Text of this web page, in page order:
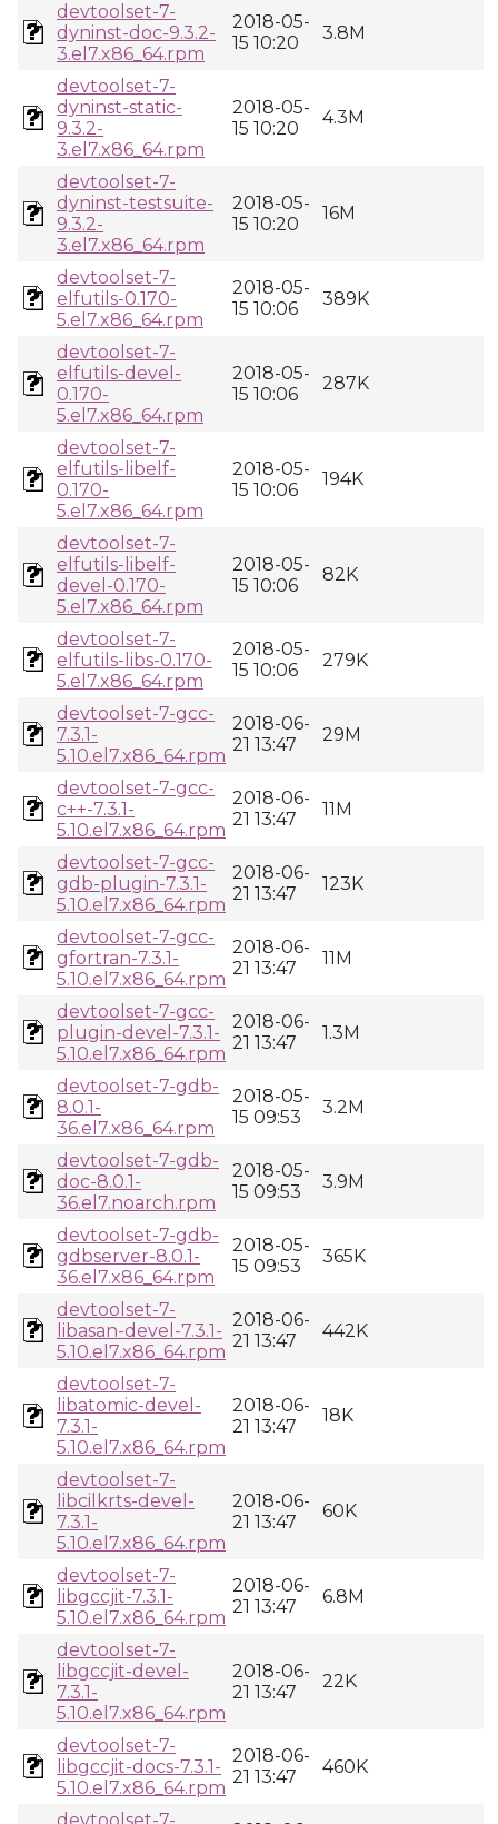
devtoolset-7-
dyninst-doc-9.3.2-
3.el7.x86_64.rpm
2018-05-
15 10:20
3.8M
devtoolset-7-
dyninst-static-
9.3.2-
3.el7.x86_64.rpm
2018-05-
15 10:20
4.3M
devtoolset-7-
dyninst-testsuite-
9.3.2-
3.el7.x86_64.rpm
2018-05-
15 10:20
16M
devtoolset-7-
elfutils-0.170-
5.el7.x86_64.rpm
2018-05-
15 10:06
389K
devtoolset-7-
elfutils-devel-
0.170-
5.el7.x86_64.rpm
2018-05-
15 10:06
287K
devtoolset-7-
elfutils-libelf-
0.170-
5.el7.x86_64.rpm
2018-05-
15 10:06
194K
devtoolset-7-
elfutils-libelf-
devel-0.170-
5.el7.x86_64.rpm
2018-05-
15 10:06
82K
devtoolset-7-
elfutils-libs-0.170-
5.el7.x86_64.rpm
2018-05-
15 10:06
279K
devtoolset-7-gcc-
7.3.1-
5.10.el7.x86_64.rpm
2018-06-
21 13:47
29M
devtoolset-7-gcc-
c++-7.3.1-
5.10.el7.x86_64.rpm
2018-06-
21 13:47
11M
devtoolset-7-gcc-
gdb-plugin-7.3.1-
5.10.el7.x86_64.rpm
2018-06-
21 13:47
123K
devtoolset-7-gcc-
gfortran-7.3.1-
5.10.el7.x86_64.rpm
2018-06-
21 13:47
11M
devtoolset-7-gcc-
plugin-devel-7.3.1-
5.10.el7.x86_64.rpm
2018-06-
21 13:47
1.3M
devtoolset-7-gdb-
8.0.1-
36.el7.x86_64.rpm
2018-05-
15 09:53
3.2M
devtoolset-7-gdb-
doc-8.0.1-
36.el7.noarch.rpm
2018-05-
15 09:53
3.9M
devtoolset-7-gdb-
gdbserver-8.0.1-
36.el7.x86_64.rpm
2018-05-
15 09:53
365K
devtoolset-7-
libasan-devel-7.3.1-
5.10.el7.x86_64.rpm
2018-06-
21 13:47
442K
devtoolset-7-
libatomic-devel-
7.3.1-
5.10.el7.x86_64.rpm
2018-06-
21 13:47
18K
devtoolset-7-
libcilkrts-devel-
7.3.1-
5.10.el7.x86_64.rpm
2018-06-
21 13:47
60K
devtoolset-7-
libgccjit-7.3.1-
5.10.el7.x86_64.rpm
2018-06-
21 13:47
6.8M
devtoolset-7-
libgccjit-devel-
7.3.1-
5.10.el7.x86_64.rpm
2018-06-
21 13:47
22K
devtoolset-7-
libgccjit-docs-7.3.1-
5.10.el7.x86_64.rpm
2018-06-
21 13:47
460K